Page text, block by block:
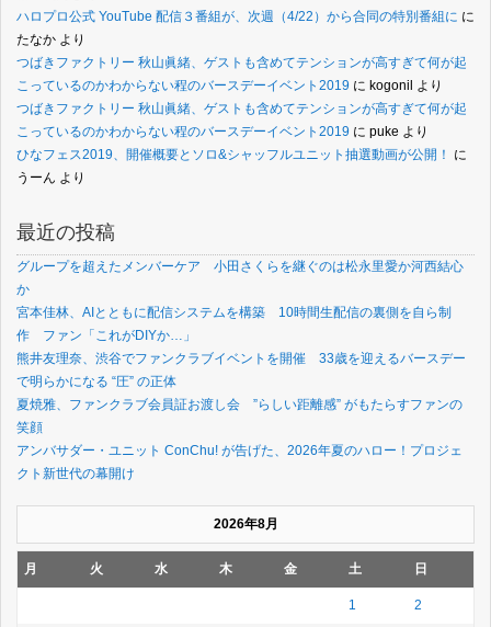
ハロプロ公式 YouTube 配信３番組が、次週（4/22）から合同の特別番組に に
たなか より
つばきファクトリー 秋山眞緒、ゲストも含めてテンションが高すぎて何が起
こっているのかわからない程のバースデーイベント2019 に kogonil より
つばきファクトリー 秋山眞緒、ゲストも含めてテンションが高すぎて何が起
こっているのかわからない程のバースデーイベント2019 に puke より
ひなフェス2019、開催概要とソロ&シャッフルユニット抽選動画が公開！
に
うーん より
最近の投稿
グループを超えたメンバーケア 小田さくらを継ぐのは松永里愛か河西結心
か
宮本佳林、AIとともに配信システムを構築 10時間生配信の裏側を自ら制
作 ファン「これがDIYか…」
熊井友理奈、渋谷でファンクラブイベントを開催 33歳を迎えるバースデー
で明らかになる “圧” の正体
夏焼雅、ファンクラブ会員証お渡し会 ”らしい距離感” がもたらすファンの
笑顔
アンバサダー・ユニット ConChu! が告げた、2026年夏のハロー！プロジェ
クト新世代の幕開け
2026年8月
月 火 水 木 金 土 日
1 2